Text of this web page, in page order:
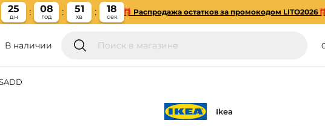
25
дн
08
год
51
хв
17
сек
🎁 Распродажа остатков за промокодом
В наличии
Ikea